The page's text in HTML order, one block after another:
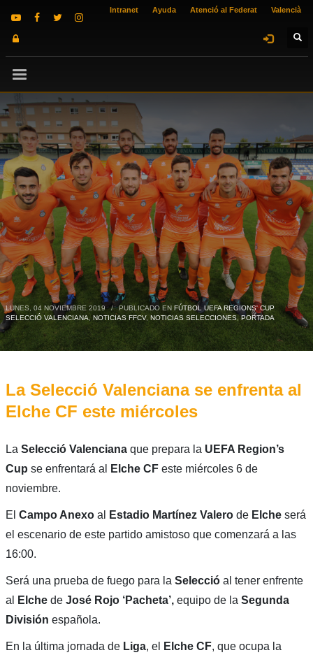
Intranet Ayuda Atenció al Federat Valencià
LUNES, 04 NOVIEMBRE 2019 / PUBLICADO EN FÚTBOL UEFA REGIONS' CUP
SELECCIÓ VALENCIANA, NOTICIAS FFCV, NOTICIAS SELECCIONES,PORTADA
La Selecció Valenciana se enfrenta al
Elche CF este miércoles
La Selecció Valencianaque prepara la UEFA Region’s
Cup se enfrentará al Elche CFeste miércoles 6 de
noviembre.
El Campo Anexoal Estadio Martínez Valerode Elcheserá
el escenario de este partido amistoso que comenzará a las
16:00.
Será una prueba de fuego para la Seleccióal tener enfrente
al
Elchede José Rojo ‘Pacheta’,equipo de la Segunda
División española.
En la última jornada de Liga, el Elche CF, que ocupa la